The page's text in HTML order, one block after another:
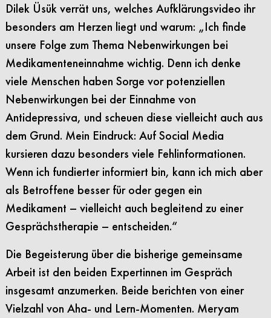
Dilek Üsük verrät uns, welches Aufklärungsvideo ihr
besonders am Herzen liegt und warum: „Ich finde
unsere Folge zum Thema Nebenwirkungen bei
Medikamenteneinnahme wichtig. Denn ich denke
viele Menschen haben Sorge vor potenziellen
Nebenwirkungen bei der Einnahme von
Antidepressiva, und scheuen diese vielleicht auch aus
dem Grund. Mein Eindruck: Auf Social Media
kursieren dazu besonders viele Fehlinformationen.
Wenn ich fundierter informiert bin, kann ich mich aber
als Betroffene besser für oder gegen ein
Medikament – vielleicht auch begleitend zu einer
Gesprächstherapie – entscheiden.“
Die Begeisterung über die bisherige gemeinsame
Arbeit ist den beiden Expertinnen im Gespräch
insgesamt anzumerken. Beide berichten von einer
Vielzahl von Aha- und Lern-Momenten. Meryam